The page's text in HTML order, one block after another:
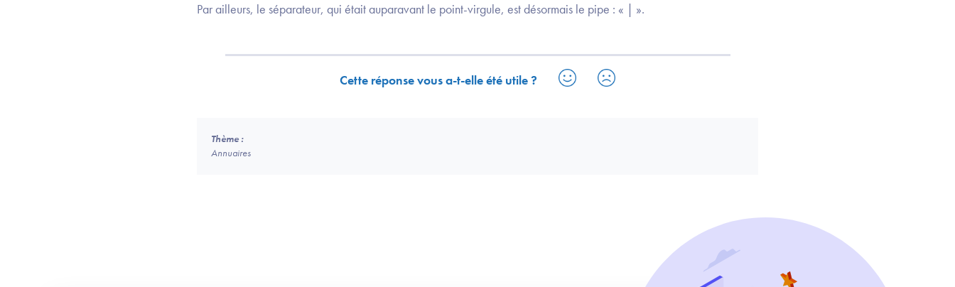
Par ailleurs, le séparateur, qui était auparavant le point-virgule, est désormais le pipe : « | ».
Cette réponse vous a-t-elle été utile ?
Thème :
Annuaires